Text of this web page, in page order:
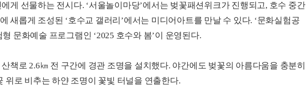
게 선물하는 전시다. ‘서울놀이마당’에서는 벚꽃패션위크가 진행되고, 호수 중간
새롭게 조성된 ‘호수교 갤러리’에서는 미디어아트를 만날 수 있다. ‘문화실험공
문화예술 프로그램인 ‘2025 호수와 봄’이 운영된다.
책로 2.6㎞ 전 구간에 경관 조명을 설치했다. 야간에도 벚꽃의 아름다움을 충분히
위로 비추는 하얀 조명이 꽃빛 터널을 연출한다.